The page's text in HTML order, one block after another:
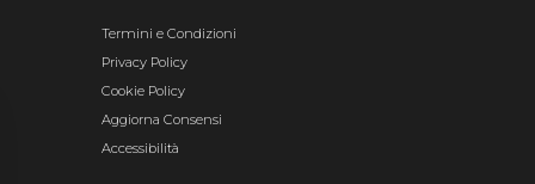
Termini e Condizioni
Privacy Policy
Cookie Policy
Aggiorna Consensi
Accessibilità